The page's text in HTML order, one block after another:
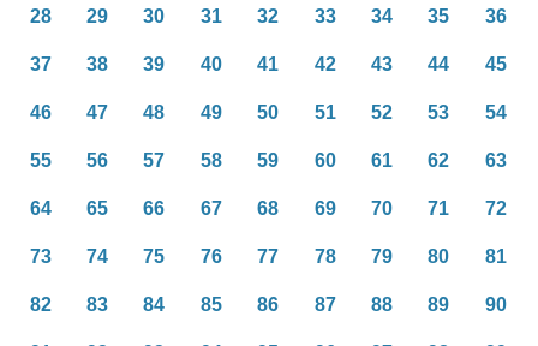
28 29 30 31 32 33 34 35 36
37 38 39 40 41 42 43 44 45
46 47 48 49 50 51 52 53 54
55 56 57 58 59 60 61 62 63
64 65 66 67 68 69 70 71 72
73 74 75 76 77 78 79 80 81
82 83 84 85 86 87 88 89 90